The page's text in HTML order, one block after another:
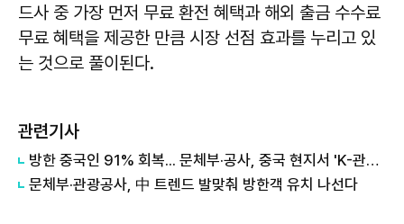
드사 중 가장 먼저 무료 환전 혜택과 해외 출금 수수료
무료 혜택을 제공한 만큼 시장 선점 효과를 누리고 있
는 것으로 풀이된다.
관련기사
방한 중국인 91% 회복... 문체부·공사, 중국 현지서 'K-관광 로드쇼' 개최
문체부·관광공사, 中 트렌드 발맞춰 방한객 유치 나선다